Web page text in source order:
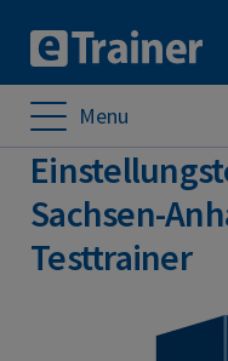
Menu
Sachsen-
Testtrainer